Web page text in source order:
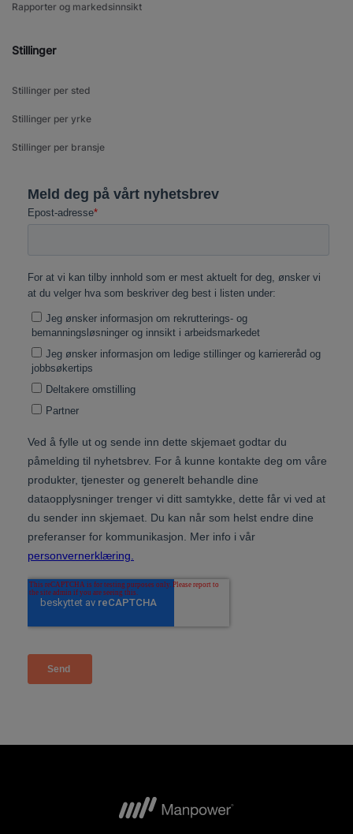
Rapporter og markedsinnsikt
Stillinger
Stillinger per sted
Stillinger per yrke
Stillinger per bransje